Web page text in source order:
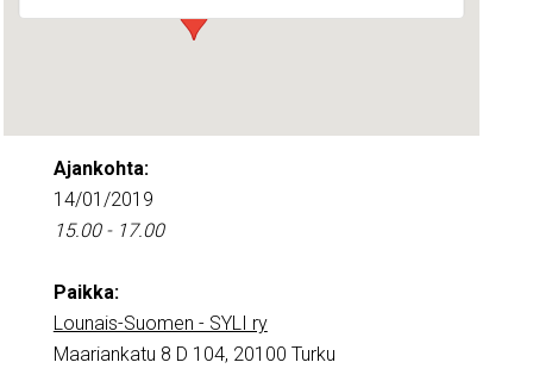
Ajankohta:
14/01/2019
15.00 - 17.00
Paikka:
Lounais-Suomen - SYLI ry
Maariankatu 8 D 104, 20100 Turku